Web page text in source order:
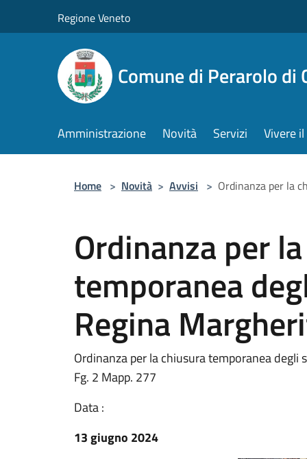
Regione Veneto
Comune di Perarolo di
Amministrazione Novità Servizi Vivere
Home > Novità > Avvisi > Ordinanza per la
Ordinanza per
temporanea
Regina
Ordinanza per la chiusura temporanea
Fg. 2 Mapp. 277
Data :
13 giugno 2024